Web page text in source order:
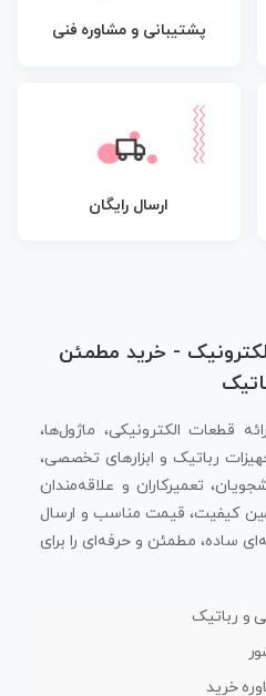
پشتیبانی و مشاوره فنی
ارسال رایگان
- خرید مطمئن
قطعات الکترونیکی، ماژول‌ها،
رباتیک و ابزارهای تخصصی،
تعمیرکاران و علاقه‌مندان
کیفیت، قیمت مناسب و ارسال
ساده، مطمئن و حرفه‌ای را برای
و رباتیک
خرید